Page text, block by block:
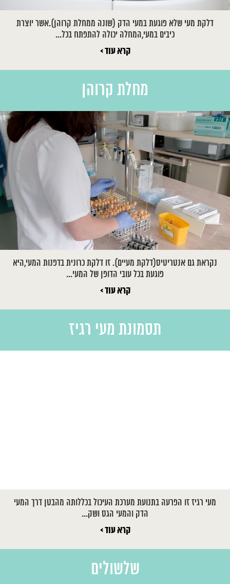
דלקת מעי שלא פוגעת במעי הדק (שונה ממחלת קרוהן).אשר יוצרת
כיבים במעי,המחלה יכולה להתפתח בכל...
קרא עוד >
מחלת קרוהן
נקראת גם אנטריטיס(דלקת מעיים). זו דלקת כרונית בדפנות המעי,היא
פוגעת בכל עובי הדופן של המעי...
קרא עוד >
תסמונת מעי רגיז
מעי רגיז זו הפרעה בתנועת מערכת העיכול בכללותה מהבטן דרך המעי
הדק והמעי הגס ושק...
קרא עוד >
שלשולים